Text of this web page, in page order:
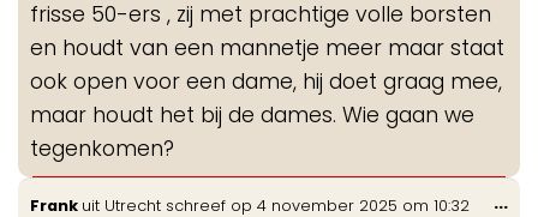
frisse 50-ers , zij met prachtige volle borsten
en houdt van een mannetje meer maar staat
ook open voor een dame, hij doet graag mee,
maar houdt het bij de dames. Wie gaan we
tegenkomen?
Frank uit Utrecht schreef op 4 november 2025 om 10:32 ...